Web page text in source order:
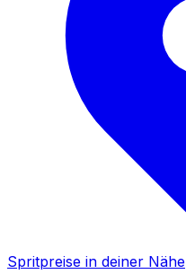
Spritpreise in deiner Nähe